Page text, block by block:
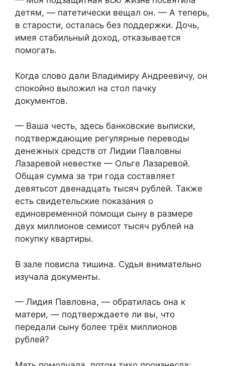
детям, — патетически вещал он. — А теперь,
в старости, осталась без поддержки. Дочь,
имея стабильный доход, отказывается
помогать.
Когда слово дали Владимиру Андреевичу, он
спокойно выложил на стол пачку
документов.
— Ваша честь, здесь банковские выписки,
подтверждающие регулярные переводы
денежных средств от Лидии Павловны
Лазаревой невестке — Ольге Лазаревой.
Общая сумма за три года составляет
девятьсот двенадцать тысяч рублей. Также
есть свидетельские показания о
единовременной помощи сыну в размере
двух миллионов семисот тысяч рублей на
покупку квартиры.
В зале повисла тишина. Судья внимательно
изучала документы.
— Лидия Павловна, — обратилась она к
матери, — подтверждаете ли вы, что
передали сыну более трёх миллионов
рублей?